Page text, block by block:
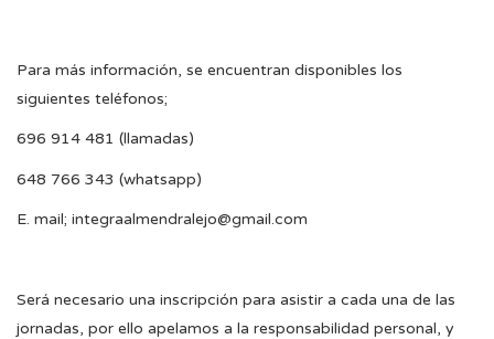
Para más información, se encuentran disponibles los
siguientes teléfonos;
696 914 481 (llamadas)
648 766 343 (whatsapp)
E. mail; integraalmendralejo@gmail.com
Será necesario una inscripción para asistir a cada una de las
jornadas, por ello apelamos a la responsabilidad personal, y